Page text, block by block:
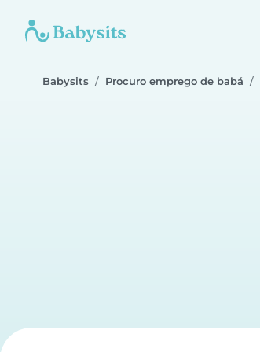
Babysits Procuro emprego de babá